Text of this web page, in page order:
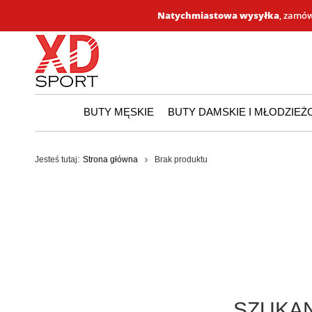
Natychmiastowa wysyłka,
BUTY MĘSKIE BUTY DAMSKIE I
Jesteś tutaj: Strona główna Brak produktu